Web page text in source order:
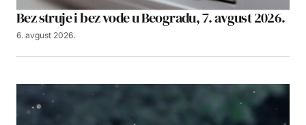
Bez struje i bez vode u Beogradu, 7. avgust 2026.
6. avgust 2026.